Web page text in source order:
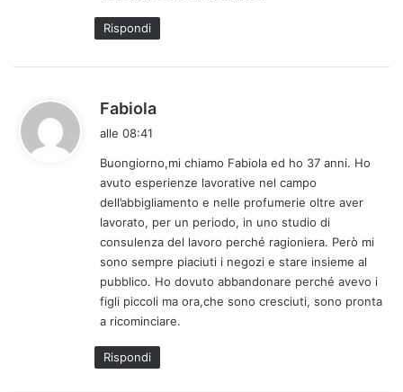
o
:
Rispondi
Fabiola
e
t
t
o
:
alle 08:41
Buongiorno,mi chiamo Fabiola ed ho 37 anni. Ho
avuto esperienze lavorative nel campo
dell’abbigliamento e nelle profumerie oltre aver
lavorato, per un periodo, in uno studio di
consulenza del lavoro perché ragioniera. Però mi
sono sempre piaciuti i negozi e stare insieme al
pubblico. Ho dovuto abbandonare perché avevo i
figli piccoli ma ora,che sono cresciuti, sono pronta
a ricominciare.
Rispondi